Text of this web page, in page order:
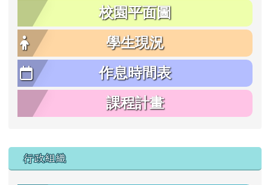
校園平面圖
學生現況
作息時間表
課程計畫
行政組織